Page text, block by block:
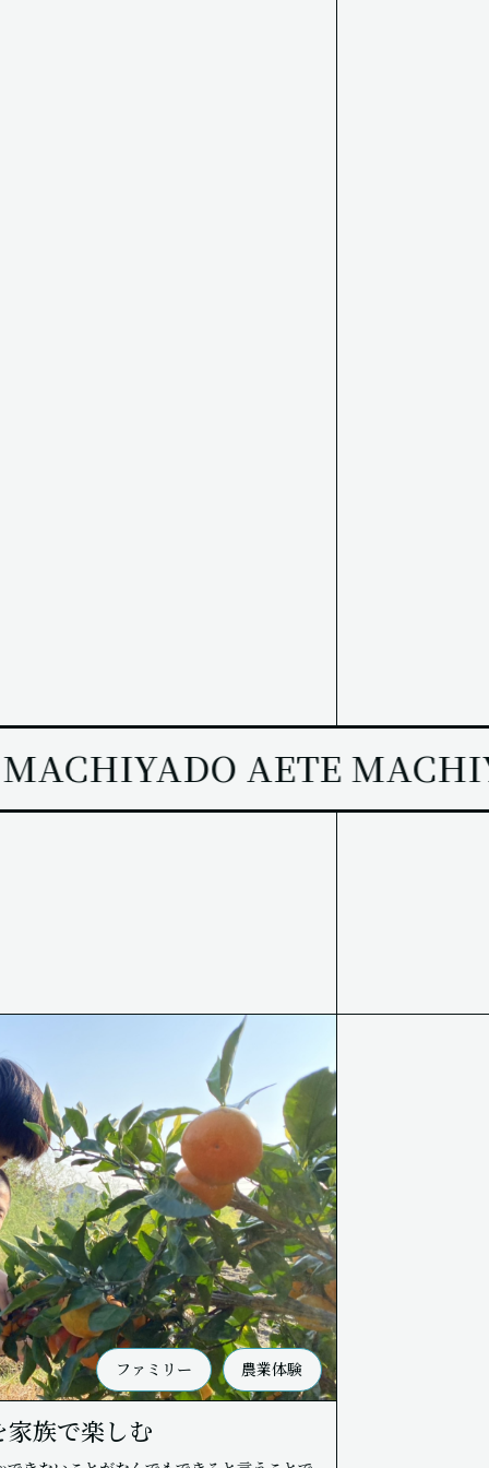
AETE
ファミリー 農業体験
族で楽しむ